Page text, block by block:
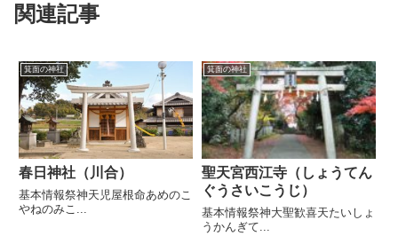
関連記事
箕面の神社
春日神社（川合）
基本情報祭神天児屋根命あめのこ
やねのみこ...
箕面の神社
聖天宮西江寺（しょうてん
ぐうさいこうじ）
基本情報祭神大聖歓喜天たいしょ
うかんぎて...